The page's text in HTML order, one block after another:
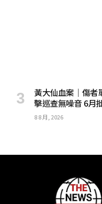
黃大仙血案｜傷者
擊巡查無噪音 6月
8 8 月, 2026